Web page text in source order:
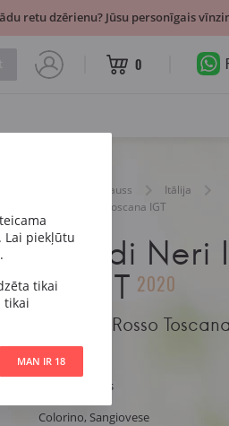
0
Sauss
Itālija
di Neri IrRosso Toscana IGT
di Neri
IGT 2020
di Neri IrRosso
2714
Sarkans Sauss
Colorino, Sangiovese
Lai piekļūtu
tikai
tikai
MAN IR 18
retu dzērienu? Jūsu personīgais